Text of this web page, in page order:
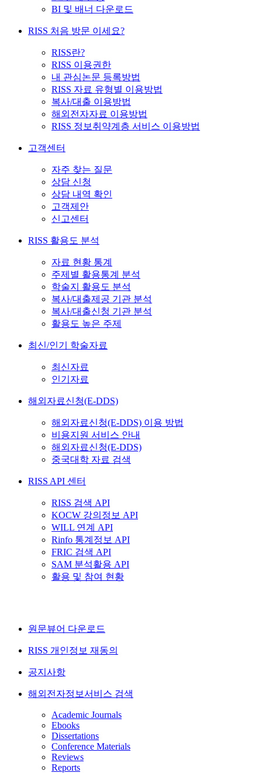
BI 및 배너 다운로드
RISS 처음 방문 이세요?
RISS란?
RISS 이용권한
내 관심논문 등록방법
RISS 자료 유형별 이용방법
복사/대출 이용방법
해외전자자료 이용방법
RISS 정보취약계층 서비스 이용방법
고객센터
자주 찾는 질문
상담 신청
상담 내역 확인
고객제안
신고센터
RISS 활용도 분석
자료 현황 통계
주제별 활용통계 분석
학술지 활용도 분석
복사/대출제공 기관 분석
복사/대출신청 기관 분석
활용도 높은 주제
최신/인기 학술자료
최신자료
인기자료
해외자료신청(E-DDS)
해외자료신청(E-DDS) 이용 방법
비용지원 서비스 안내
해외자료신청(E-DDS)
중국대학 자료 검색
RISS API 센터
RISS 검색 API
KOCW 강의정보 API
WILL 연계 API
Rinfo 통계정보 API
FRIC 검색 API
SAM 분석활용 API
활용 및 참여 현황
원문뷰어 다운로드
RISS 개인정보 재동의
공지사항
해외전자정보서비스 검색
Academic Journals
Ebooks
Dissertations
Conference Materials
Reviews
Reports